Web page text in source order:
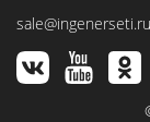
sale@ingenerseti.ru